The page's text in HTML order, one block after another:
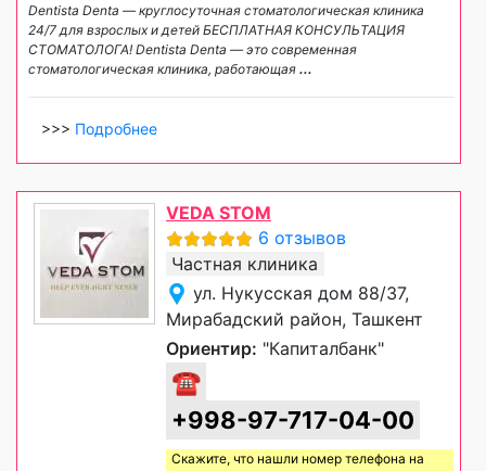
Dentista Denta — круглосуточная стоматологическая клиника
24/7 для взрослых и детей БЕСПЛАТНАЯ КОНСУЛЬТАЦИЯ
СТОМАТОЛОГА! Dentista Denta — это современная
стоматологическая клиника, работающая ...
>>> Подробнее
VEDA STOM
6 отзывов
Частная клиника
ул. Нукусская дом 88/37,
Мирабадский район, Ташкент
Ориентир: "Капиталбанк"
☎
+998-97-717-04-00
Скажите, что нашли номер телефона на